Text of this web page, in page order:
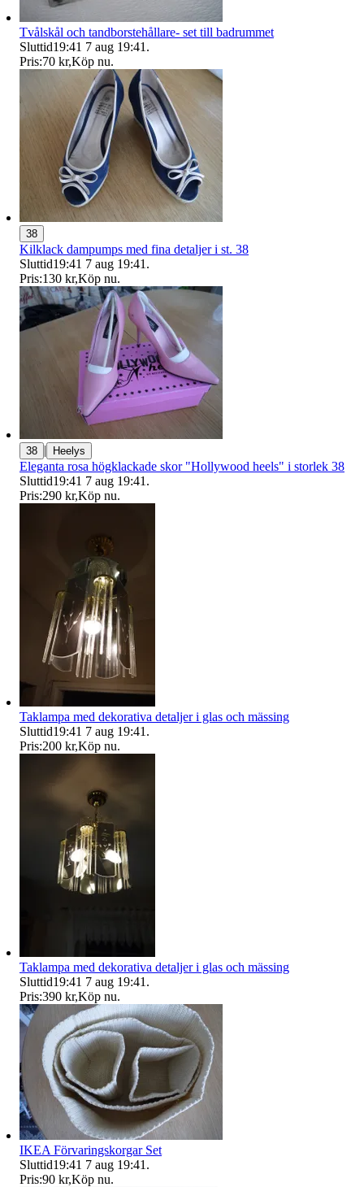
Tvålskål och tandborstehållare- set till badrummet
Sluttid19:41 7 aug 19:41 .
Pris:70 kr,Köp nu.
38
Kilklack dampumps med fina detaljer i st. 38
Sluttid19:41 7 aug 19:41 .
Pris:130 kr,Köp nu.
38 | Heelys
Eleganta rosa högklackade skor "Hollywood heels" i storlek 38
Sluttid19:41 7 aug 19:41 .
Pris:290 kr,Köp nu.
Taklampa med dekorativa detaljer i glas och mässing
Sluttid19:41 7 aug 19:41 .
Pris:200 kr,Köp nu.
Taklampa med dekorativa detaljer i glas och mässing
Sluttid19:41 7 aug 19:41 .
Pris:390 kr,Köp nu.
IKEA Förvaringskorgar Set
Sluttid19:41 7 aug 19:41 .
Pris:90 kr,Köp nu.